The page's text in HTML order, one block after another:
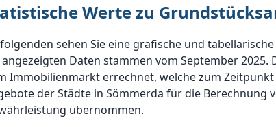
Werte zu
sehen Sie eine grafische und
Daten stammen vom September
Immobilienmarkt errechnet, welche zum
der Städte in Sömmerda für die Berechnung
übernommen.